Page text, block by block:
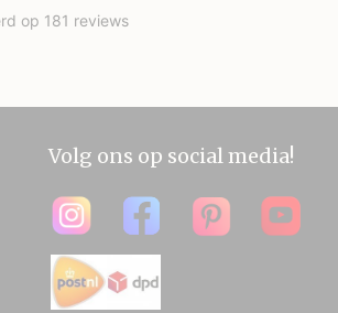
Volg ons op social media!